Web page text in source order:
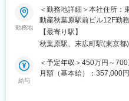
価値や成果を生み出してい
● トライアル＆エラーを繰
化を追求しています。
● 社員同士のチームワーク
● ステークホルダーとの関
● 音楽業界の慣習に捉われ
タレントマネージャー（
エイター）の一番近くに寄
マンスを発揮できるようサ
ールの管理や各種事務作業
達成に向けた戦略の立案、
など、タレントと共に成長
ての役割を担っていただき
勤務地
＜勤務地詳細＞本社住所：
動産秋葉原駅前ビル12F勤
秋葉原駅受動喫煙対策：屋
事業所
【最寄り駅】
秋葉原駅、末広町駅(東京都
給与
＜予定年収＞450万円～
月額（基本給）：357,000